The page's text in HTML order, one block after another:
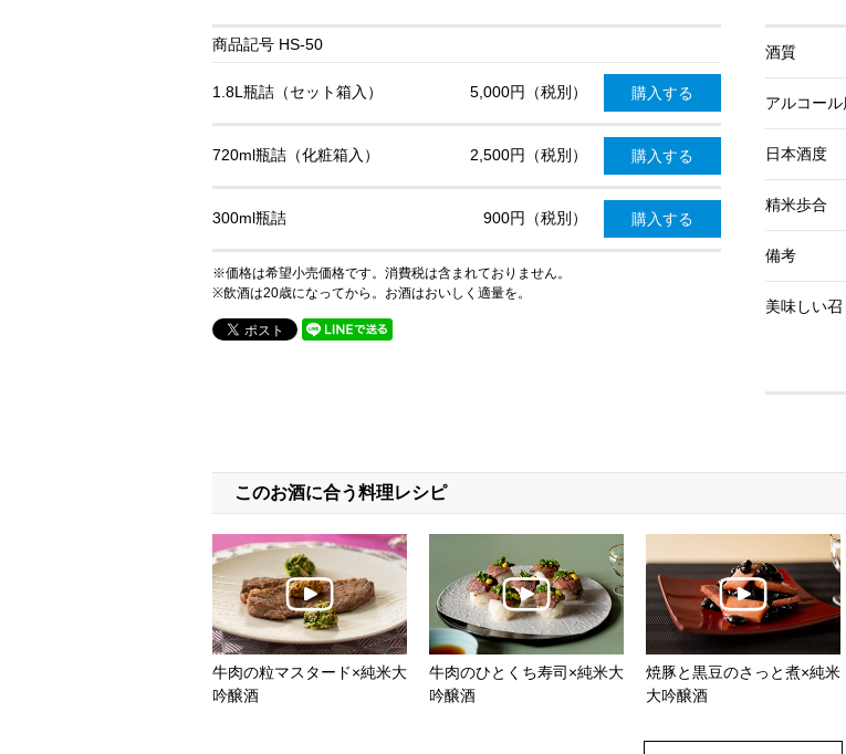
酒質
アルコール
日本酒度
精米歩合
備考
美味しい召
商品記号 HS-50
1.8L瓶詰（セット箱入） 5,000円（税別） 購入する
720ml瓶詰（化粧箱入） 2,500円（税別） 購入する
300ml瓶詰 900円（税別） 購入する
※価格は希望小売価格です。消費税は含まれておりません。
※飲酒は20歳になってから。お酒はおいしく適量を。
このお酒に合う料理レシピ
牛肉の粒マスタード×純米大
吟醸酒
牛肉のひとくち寿司×純米大
吟醸酒
焼豚と黒豆のさっと煮×純米
大吟醸酒